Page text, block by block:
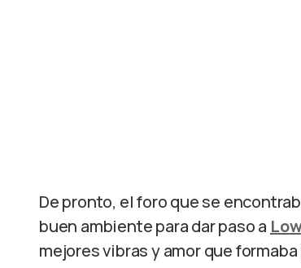
De pronto, el foro que se
buen ambiente para dar paso a
mejores vibras y amor que